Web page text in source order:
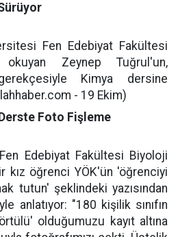
Fen Edebiyat Fakültesi
Zeynep Tuğrul'un,
Kimya dersine
- 19 Ekim)
Foto Fişleme
Edebiyat Fakültesi Biyoloji
kız öğrenci YÖK'ün 'öğrenciyi
tutun' şeklindeki yazısından
anlatıyor: "180 kişilik sınıfın
olduğumuzu kayıt altına